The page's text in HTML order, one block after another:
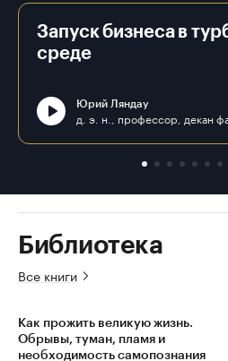
Запуск бизнеса в
среде
Юрий Ляндау
Библиотека
Все книги
Как прожить великую жизнь.
Обрывы, туман, пламя и
необходимость самопознания